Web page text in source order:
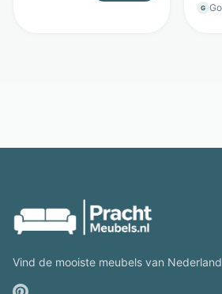
G
Vind de mooiste meubels van Nederland